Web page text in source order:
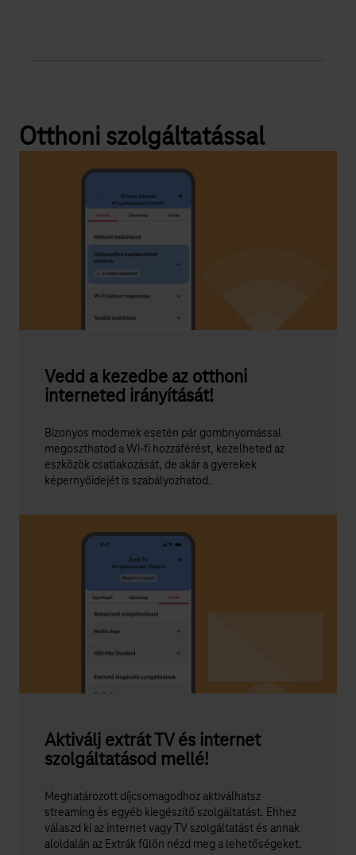
Otthoni szolgáltatással
Vedd a kezedbe az otthoni
interneted irányítását!
Bizonyos modemek esetén pár gombnyomással
megoszthatod a Wi-fi hozzáférést, kezelheted az
eszközök csatlakozását, de akár a gyerekek
képernyőidejét is szabályozhatod.
Aktiválj extrát TV és internet
szolgáltatásod mellé!
Meghatározott díjcsomagodhoz aktiválhatsz
streaming és egyéb kiegészítő szolgáltatást. Ehhez
válaszd ki az internet vagy TV szolgáltatást és annak
aloldalán az Extrák fülön nézd meg a lehetőségeket.